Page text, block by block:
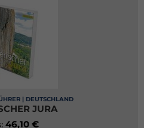
| DEUTSCHLAND
JURA
46,10 €